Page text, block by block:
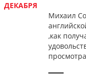
ДЕКАБРЯ
Михаил
,как